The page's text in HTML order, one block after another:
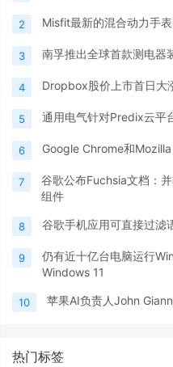
2 Misfit最新的混合动力手
3 南孚推出全球首款测电器
4 Dropbox股价上市首日大
5 通用电气针对Predix云平
6 Google Chrome和
7
谷歌公布Fuchsia文档：
组件
8 谷歌手机应用可直接过滤
9
仍有近十亿台电脑运行
Windows 11
10 苹果AI负责人John
热门标签